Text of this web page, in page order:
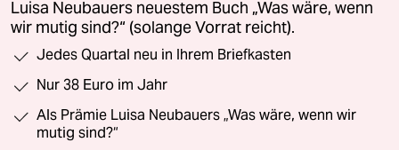
Luisa Neubauers neuestem Buch „Was wäre, wenn
wir mutig sind?“ (solange Vorrat reicht).
Jedes Quartal neu in Ihrem Briefkasten
Nur 38 Euro im Jahr
Als Prämie Luisa Neubauers „Was wäre, wenn wir
mutig sind?“